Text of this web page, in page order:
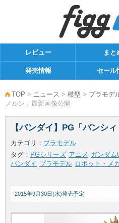
レビュー まと
発売情報 セール
TOP > ニュース > 模型 > プラモデ
ノルン」最新画像公開
【バンダイ】PG「バンシ
カテゴリ： プラモデル
タグ： PGシリーズ アニメ ガンダム
バンダイ プラモデル ロボット・メカ
2015年9月30日(水)発売予定